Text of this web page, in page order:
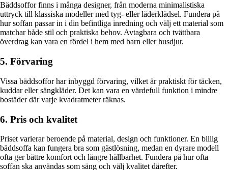
Bäddsoffor finns i många designer, från moderna minimalistiska
uttryck till klassiska modeller med tyg- eller läderklädsel. Fundera på
hur soffan passar in i din befintliga inredning och välj ett material som
matchar både stil och praktiska behov. Avtagbara och tvättbara
överdrag kan vara en fördel i hem med barn eller husdjur.
5. Förvaring
Vissa bäddsoffor har inbyggd förvaring, vilket är praktiskt för täcken,
kuddar eller sängkläder. Det kan vara en värdefull funktion i mindre
bostäder där varje kvadratmeter räknas.
6. Pris och kvalitet
Priset varierar beroende på material, design och funktioner. En billig
bäddsoffa kan fungera bra som gästlösning, medan en dyrare modell
ofta ger bättre komfort och längre hållbarhet. Fundera på hur ofta
soffan ska användas som säng och välj kvalitet därefter.